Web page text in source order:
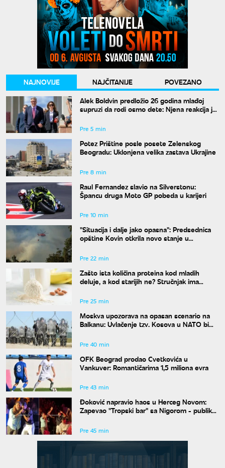
NAJNOVIJE NAJČITANIJE
POVEZANO
Alek Boldvin predložio 26 godina mlađoj
supruzi da rodi osmo dete: Njena reakcija je
Pre 5 min
Potez Prištine posle posete Zelenskog
Beogradu: Uklonjena velika zastava Ukrajine
Pre 8 min
Raul Fernandez slavio na Silverstonu:
Špancu druga Moto GP pobeda u karijeri
Pre 10 min
"Situacija i dalje jako opasna": Predsednica
opštine Kovin otkrila novo stanje u
Pre 22 min
Zašto ista količina proteina kod mladih
deluje, a kod starijih ne? Stručnjak ima
Pre 25 min
Moskva upozorava na opasan scenario na
Balkanu: Uvlačenje tzv. Kosova u NATO bi
Pre 40 min
OFK Beograd prodao Cvetkovića u
Vankuver: Romantičarima 1,5 miliona evra
Pre 43 min
Đoković napravio haos u Herceg Novom:
Zapevao "Tropski bar" sa Nigorom - publika
Pre 45 min